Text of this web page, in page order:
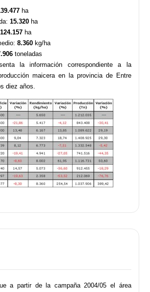
ha
15.320 ha
124.157 ha
8.360 kg/ha
toneladas
la información correspondiente a la
maicera en la provincia de Entre
diez años.
a partir de la campaña 2004/05 el área